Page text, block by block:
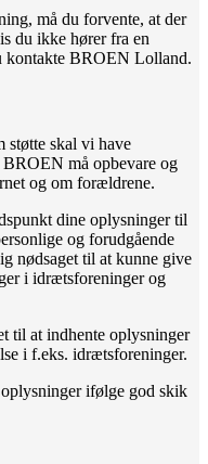
må du forvente, at der
du ikke hører fra en
kontakte BROEN Lolland.
støtte skal vi have
må opbevare og
og om forældrene.
dine oplysninger til
og forudgående
nødsaget til at kunne give
i idrætsforeninger og
til at indhente oplysninger
i f.eks. idrætsforeninger.
ifølge god skik